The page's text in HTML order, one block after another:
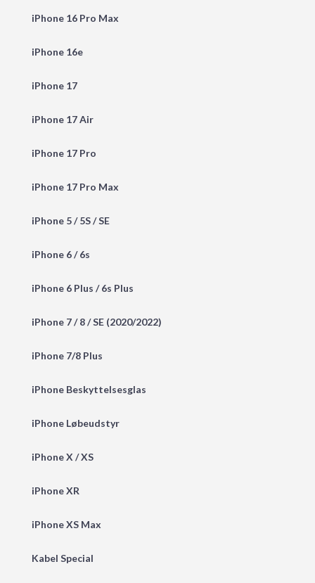
iPhone 16 Pro Max
iPhone 16e
iPhone 17
iPhone 17 Air
iPhone 17 Pro
iPhone 17 Pro Max
iPhone 5 / 5S / SE
iPhone 6 / 6s
iPhone 6 Plus / 6s Plus
iPhone 7 / 8 / SE (2020/2022)
iPhone 7/8 Plus
iPhone Beskyttelsesglas
iPhone Løbeudstyr
iPhone X / XS
iPhone XR
iPhone XS Max
Kabel Special